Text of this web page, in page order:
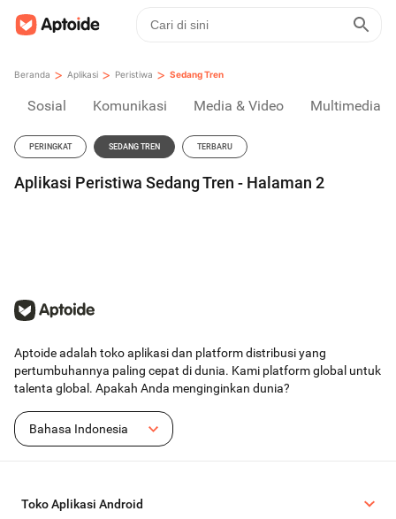
Beranda > Aplikasi > Peristiwa > Sedang Tren
Sosial Komunikasi Media & Video Multimedia
PERINGKAT SEDANG TREN TERBARU
Aplikasi Peristiwa Sedang Tren - Halaman 2
Aptoide adalah toko aplikasi dan platform distribusi yang
pertumbuhannya paling cepat di dunia. Kami platform global untuk
talenta global. Apakah Anda menginginkan dunia?
Bahasa Indonesia
Toko Aplikasi Android